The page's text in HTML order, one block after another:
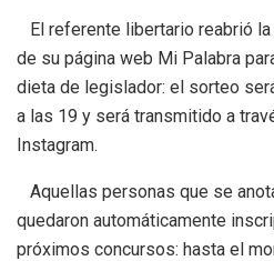
El referente libertario reabrió
de su página web Mi Palabra
dieta de legislador: el sorteo
a las 19 y será transmitido a
Instagram.
Aquellas personas que se
quedaron automáticamente
próximos concursos: hasta el